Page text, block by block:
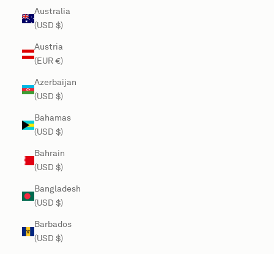
Australia
(USD $)
Austria
(EUR €)
Azerbaijan
(USD $)
Bahamas
(USD $)
Bahrain
(USD $)
Bangladesh
(USD $)
Barbados
(USD $)